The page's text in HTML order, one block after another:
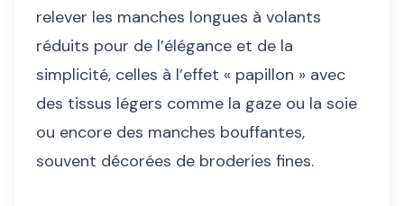
relever les manches longues à volants
réduits pour de l’élégance et de la
simplicité, celles à l’effet « papillon » avec
des tissus légers comme la gaze ou la soie
ou encore des manches bouffantes,
souvent décorées de broderies fines.